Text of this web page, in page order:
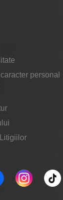
personal